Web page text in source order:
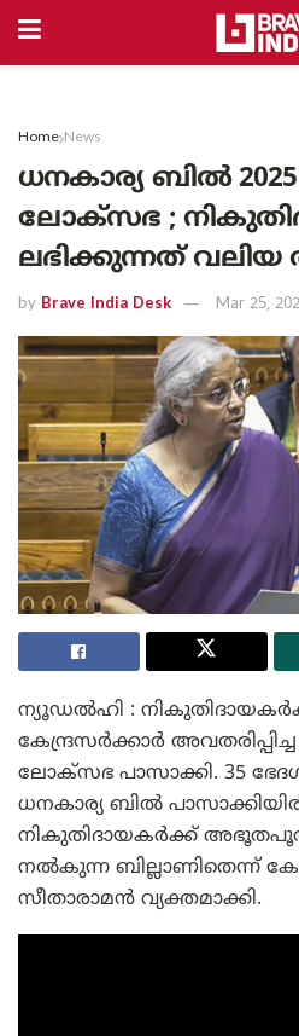
Home News
ധനകാര്യ ബിൽ
ലോക്‌സഭ ;
ലഭിക്കുന്നത്
by Brave India Desk Mar 25,
ന്യൂഡൽഹി :
കേന്ദ്രസർക്കാർ
ലോക്സഭ പാസാക്കി. 35
ധനകാര്യ ബിൽ
നികുതിദായകർക്ക്
നൽകുന്ന ബില്ലാണിതെന്ന്
സീതാരാമൻ വ്യക്തമാക്കി.